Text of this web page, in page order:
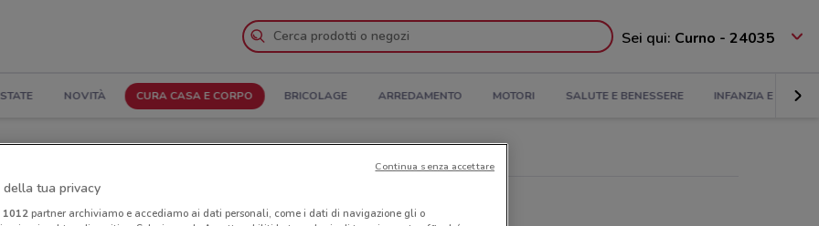
Sei qui: Curno - 24035
NOVITÀ CURA CASA E CORPO BRICOLAGE ARREDAMENTO MOTORI SALUTE E BENESSERE INFANZIA E GIOCHI
Indirizzi
Regina a Curno
della tua privacy
1012partner archiviamo e accediamo ai dati personali, come i dati di navigazione gli o
Continua senza accettare